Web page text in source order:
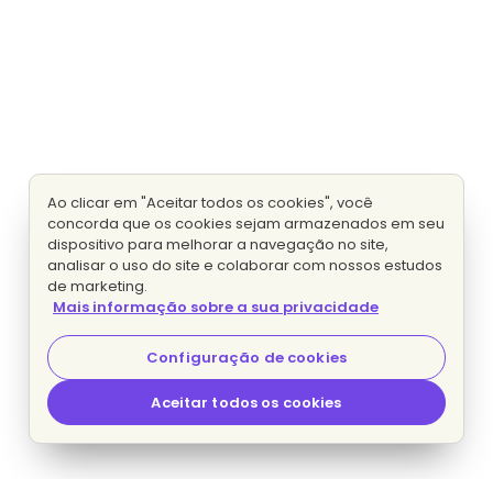
Ao clicar em "Aceitar todos os cookies", você
concorda que os cookies sejam armazenados em seu
dispositivo para melhorar a navegação no site,
analisar o uso do site e colaborar com nossos estudos
de marketing.
Mais informação sobre a sua privacidade
Configuração de cookies
Aceitar todos os cookies